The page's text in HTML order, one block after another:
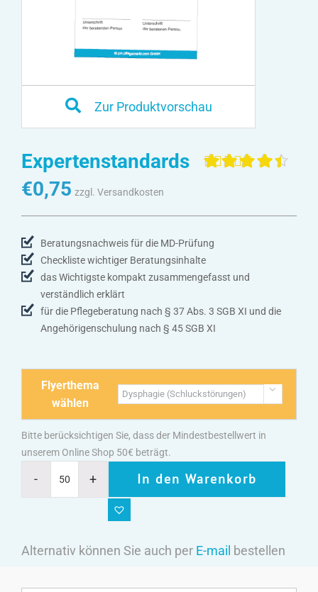
Zur Produktvorschau
Expertenstandards
auf
€0,75 zzgl. Versandkosten
Beratungsnachweis für die MD-Prüfung
Checkliste wichtiger Beratungsinhalte
das Wichtigste kompakt zusammengefasst und
verständlich erklärt
für die Pflegeberatung nach § 37 Abs. 3 SGB XI und die
Angehörigenschulung nach § 45 SGB XI
Flyerthema
wählen

Bitte berücksichtigen Sie, dass der Mindestbestellwert in
unserem Online Shop 50€ beträgt.
In den Warenkorb
Alternativ können Sie auch per E-mail bestellen